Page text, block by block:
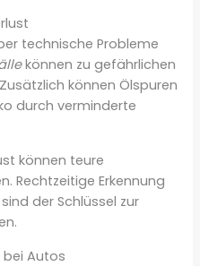
technische Probleme
können zu gefährlichen
können Ölspuren
durch verminderte
können teure
Rechtzeitige Erkennung
der Schlüssel zur
Autos